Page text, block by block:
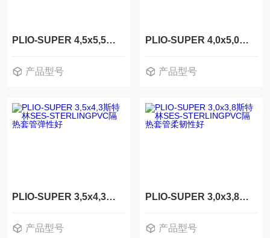
PLIO-SUPER 4,5x5,5斯特林SES-STERLINGPVC隔热套管抗冲击
产品型号
PLIO-SUPER 4,0x5,0斯特林SES-STERLINGPVC隔热套管抗撕裂
产品型号
PLIO-SUPER 3,5x4,3斯特林SES-STERLINGPVC隔热套管弹性好
产品型号
PLIO-SUPER 3,0x3,8斯特林SES-STERLINGPVC隔热套管柔韧性好
产品型号